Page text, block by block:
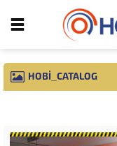
HOBI_CATALOG